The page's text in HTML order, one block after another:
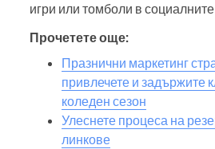
игри или томболи в
Прочетете още:
Празнични маркетинг
привлечете и задържите
коледен сезон
Улеснете процеса на
линкове